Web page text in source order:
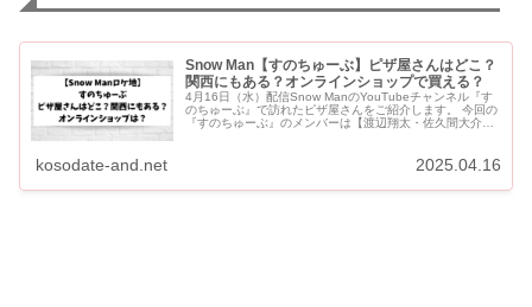
Snow Man【すのちゅーぶ】ピザ屋さんはどこ？
関西にもある？オンラインショップで買える？
4月16日（水）配信Snow ManのYouTubeチャンネル『す
のちゅーぶ』で訪れたピザ屋さんをご紹介します。 今回の
『すのちゅーぶ』のメンバーは【渡辺翔太・佐久間大介・
kosodate-and.net 2025.04.16